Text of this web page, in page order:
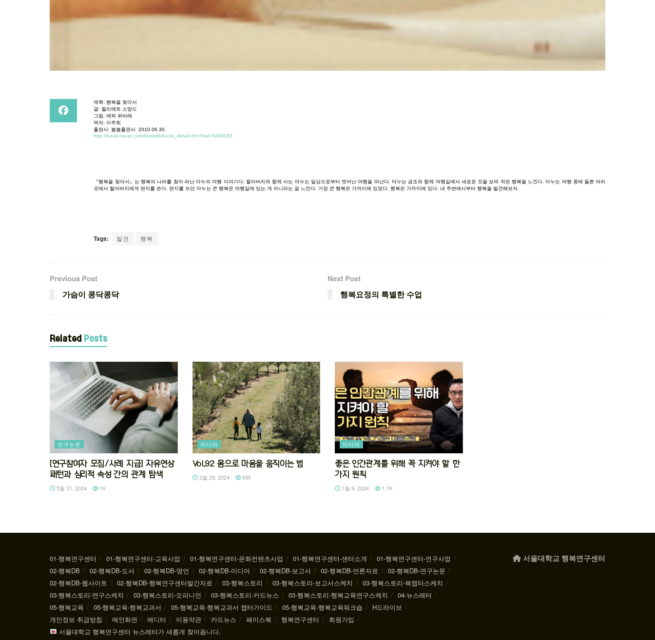
제목: 행복을 찾아서
글: 쥘리에트 소망드
그림: 에릭 퓌바레
역자: 이주희
출판사: 봄봄출판사 2010.06.30.
http://book.naver.com/bookdb/book_detail.nhn?bid=6299183
『행복을 찾아서』는 행복의 나라를 찾아 떠난 마누의 여행 이야기다. 할아버지와 함께 사는 마누는 일상으로부터 벗어난 여행을 떠난다. 마누는 금조와 함께 여행길에서 새로운 것을 보며 작은 행복을 느낀다.마누는 여행 중에 들른 여러
곳에서 할아버지에게 편지를 쓴다. 편지를 쓰던 마누는 큰 행복은 여행길에 있는 게 아니라는 걸 느낀다. 가장 큰 행복은 가까이에 있었다. 행복은 가까이에 있다. 내 주변에서부터 행복을 발견해보자.
Tags: 발견 행복
Previous Post
가슴이 콩닥콩닥
Next Post
행복요정의 특별한 수업
Related Posts
연구논문
[연구참여자 모집/사례 지급] 자유연상
패턴과 심리적 속성 간의 관계 탐색
5월 21, 2024
1K
미디어
Vol.92 몸으로 마음을 움직이는 법
2월 29, 2024
695
미디어
좋은 인간관계를 위해 꼭 지켜야 할 한
가지 원칙
1월 9, 2024
1.1K
01-행복연구센터 01-행복연구센터-교육사업 01-행복연구센터-문화컨텐츠사업 01-행복연구센터-센터소개
01-행복연구센터-연구사업
02-행복DB
02-행복DB-도서 02-행복DB-명언 02-행복DB-미디어 02-행복DB-보고서 02-행복DB-언론자료
02-행복DB-연구논문
02-행복DB-웹사이트
02-행복DB-행복연구센터발간자료 03-행복스토리 03-행복스토리-보고서스케치
03-행복스토리-북챕터스케치
03-행복스토리-연구스케치
03-행복스토리-오피니언 03-행복스토리-카드뉴스 03-행복스토리-행복교육연구스케치
04-뉴스레터
05-행복교육
05-행복교육-행복교과서 05-행복교육-행복교과서 챕터가이드 05-행복교육-행복교육워크숍
H드라이브
개인정보 취급방침
메인화면 에디터 이용약관 카드뉴스 페이스북 행복연구센터
회원가입
서울대학교 행복연구센터 뉴스레터가 새롭게 찾아옵니다.
서울대학교 행복연구센터